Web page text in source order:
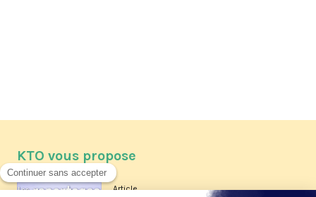
KTO vous propose
Article